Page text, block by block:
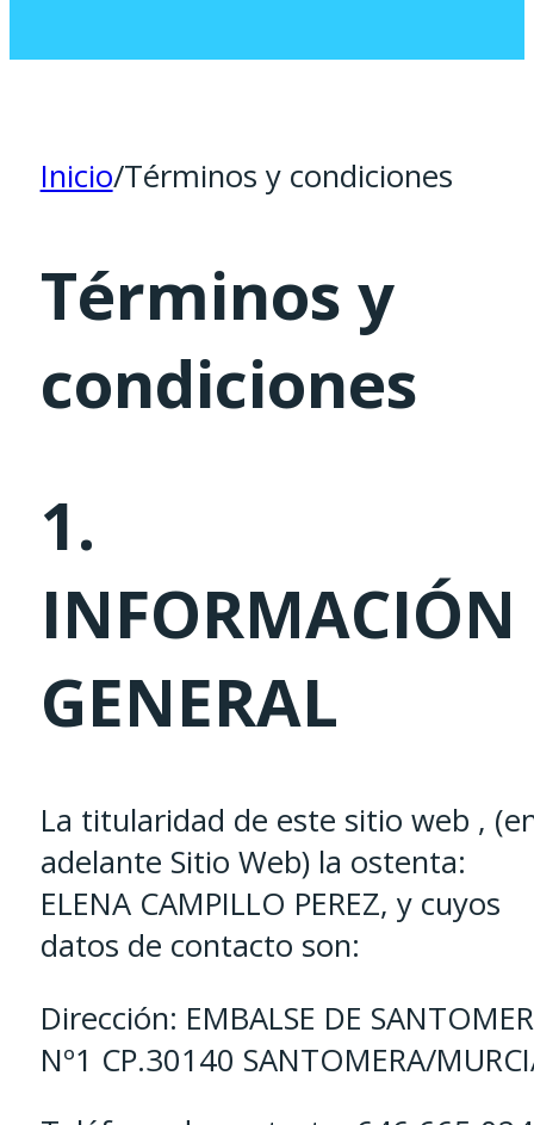
Inicio/Términos y condiciones
Términos y
condiciones
1.
INFORMACIÓN
GENERAL
La titularidad de este sitio web ,
adelante Sitio Web) la ostenta:
ELENA CAMPILLO PEREZ, y cuyos
datos de contacto son:
Dirección: EMBALSE DE
Nº1 CP.30140 SANTOMERA/